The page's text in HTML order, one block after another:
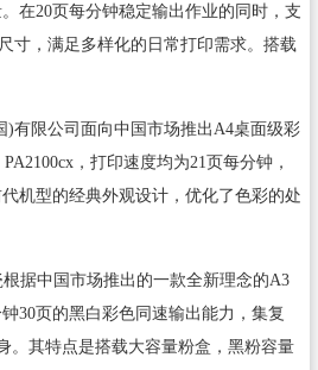
在20页每分钟稳定输出作业的同时，支
寸，满足多样化的日常打印需求。搭载
限公司面向中国市场推出A4桌面级彩
，打印速度均为21页每分钟，
机型的经典外观设计，优化了色彩的处
据中国市场推出的一款全新理念的A3
30页的黑白彩色同速输出能力，集复
。其特点是搭载大容量粉盒，黑粉容量